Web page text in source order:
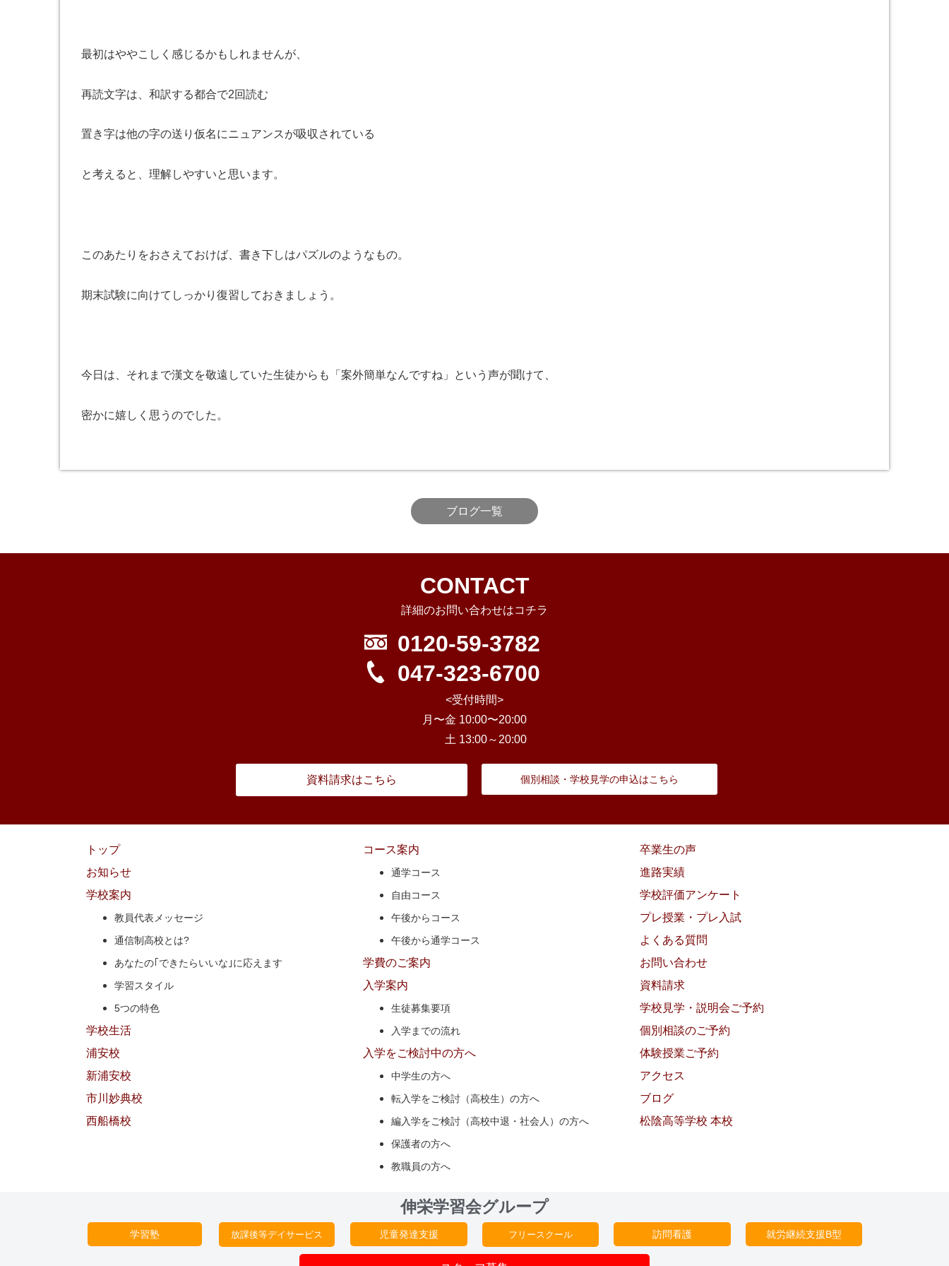
最初はややこしく感じるかもしれませんが、
再読文字は、和訳する都合で2回読む
置き字は他の字の送り仮名にニュアンスが吸収されている
と考えると、理解しやすいと思います。
このあたりをおさえておけば、書き下しはパズルのようなもの。
期末試験に向けてしっかり復習しておきましょう。
今日は、それまで漢文を敬遠していた生徒からも「案外簡単なんですね」という声が聞けて、
密かに嬉しく思うのでした。
ブログ一覧
CONTACT
詳細のお問い合わせはコチラ
0120-59-3782
047-323-6700
<受付時間>
月〜金 10:00〜20:00
土 13:00～20:00
資料請求はこちら 個別相談・学校見学の申込はこちら
トップ
お知らせ
学校案内
教員代表メッセージ
通信制高校とは?
あなたの｢できたらいいな｣に応えます
学習スタイル
5つの特色
学校生活
浦安校
新浦安校
市川妙典校
西船橋校
コース案内
通学コース
自由コース
午後からコース
午後から通学コース
学費のご案内
入学案内
生徒募集要項
入学までの流れ
入学をご検討中の方へ
中学生の方へ
転入学をご検討（高校生）の方へ
編入学をご検討（高校中退・社会人）の方へ
保護者の方へ
教職員の方へ
卒業生の声
進路実績
学校評価アンケート
プレ授業・プレ入試
よくある質問
お問い合わせ
資料請求
学校見学・説明会ご予約
個別相談のご予約
体験授業ご予約
アクセス
ブログ
松陰高等学校 本校
伸栄学習会グループ
学習塾 放課後等デイサービス 児童発達支援 フリースクール 訪問看護 就労継続支援B型